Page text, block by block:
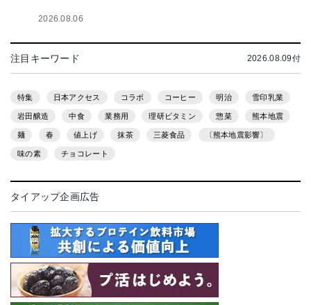
2026.08.06
注目キーワード 2026.08.09付
特集 日本アクセス コラボ コーヒー 明治 雪印乳業
岩田醸造 中食 業務用 理研ビタミン 惣菜 熊本地震
麺 春 値上げ 抹茶 三菱食品 〔熊本地震影響〕
味の素 チョコレート
タイアップ企画広告